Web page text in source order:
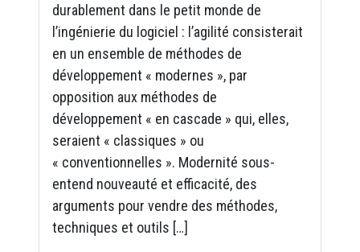
durablement dans le petit monde de
l’ingénierie du logiciel : l’agilité consisterait
en un ensemble de méthodes de
développement « modernes », par
opposition aux méthodes de
développement « en cascade » qui, elles,
seraient « classiques » ou
« conventionnelles ». Modernité sous-
entend nouveauté et efficacité, des
arguments pour vendre des méthodes,
techniques et outils […]